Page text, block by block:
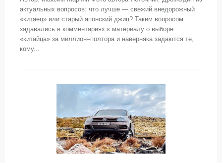
актуальных вопросов: что лучше — свежий внедорожный
«китаец» или старый японский джип? Таким вопросом
задавались в комментариях к материалу о выборе
«китайца» за миллион–полтора и наверняка задаются те,
кому...